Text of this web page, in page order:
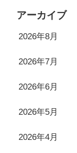
アーカイブ
2026年8月
2026年7月
2026年6月
2026年5月
2026年4月